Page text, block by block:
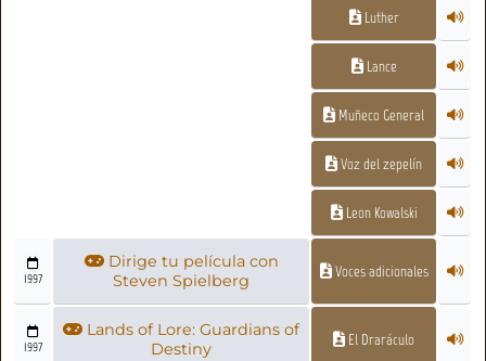
Luther
Lance
Muñeco General
Voz del zepelín
Leon Kowalski
1997
Dirige tu película con
Steven Spielberg
Voces adicionales
1997
Lands of Lore: Guardians of
Destiny
El Draráculo